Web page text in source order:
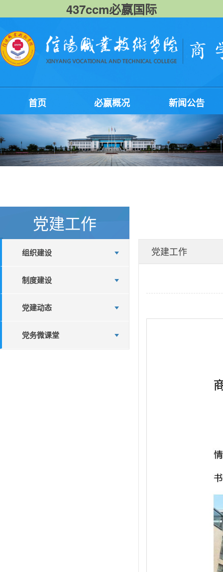
437ccm必嬴国际
首页 必嬴概况 新闻公告
党建工作
组织建设
制度建设
党建动态
党务微课堂
党建工作